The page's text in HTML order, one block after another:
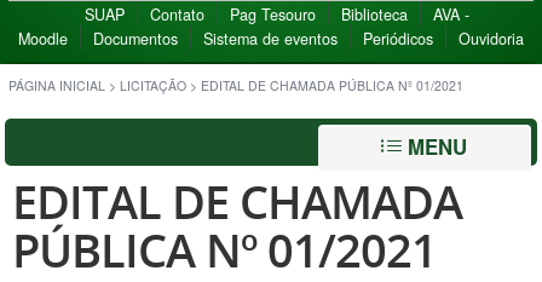
SUAP Contato Pag Tesouro Biblioteca
AVA -
Moodle
Documentos Sistema de eventos Periódicos Ouvidoria
PÁGINA INICIAL > LICITAÇÃO > EDITAL DE CHAMADA PÚBLICA Nº 01/2021
MENU
EDITAL DE CHAMADA
PÚBLICA Nº 01/2021